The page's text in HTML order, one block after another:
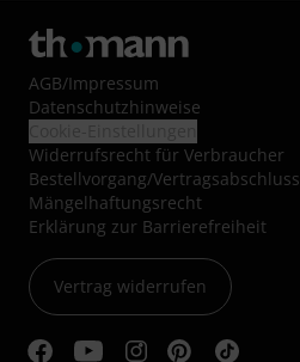
AGB/Impressum
Datenschutzhinweise
Widerrufsrecht für Verbraucher
Bestellvorgang/Vertragsabschluss
Mängelhaftungsrecht
Erklärung zur Barrierefreiheit
Vertrag widerrufen